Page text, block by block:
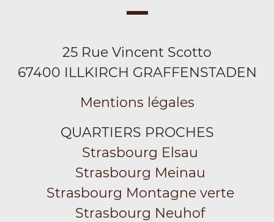
25 Rue Vincent Scotto
67400 ILLKIRCH GRAFFENSTADEN
Mentions légales
QUARTIERS PROCHES
Strasbourg Elsau
Strasbourg Meinau
Strasbourg Montagne verte
Strasbourg Neuhof